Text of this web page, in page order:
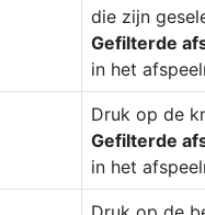
die zijn
Gefilterde
in het
Druk op de
Gefilterde
in het